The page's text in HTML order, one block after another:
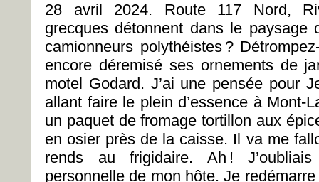
28 avril 2024. Route 117 Nord,
grecques détonnent dans le
camionneurs polythéistes ?
encore déremisé ses ornements de
motel Godard. J’ai une pensée pour
allant faire le plein d’essence à Mont-
un paquet de fromage tortillon aux
en osier près de la caisse. Il va me
rends au frigidaire. Ah !
personnelle de mon hôte. Je